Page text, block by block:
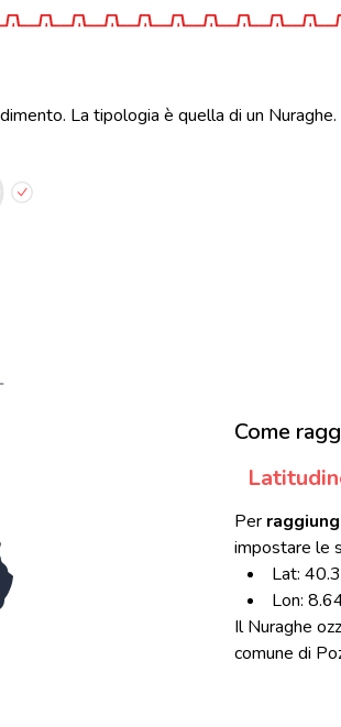
La tipologia è quella di un Nuraghe.
Come
Per
impostare le
Lat:
Lon:
Il Nuraghe
comune di